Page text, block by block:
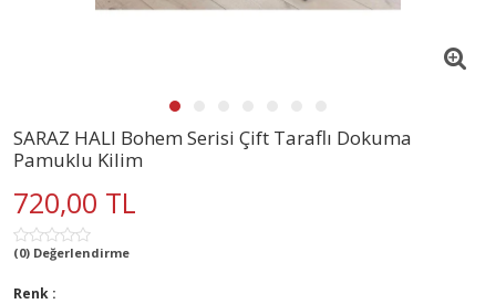
SARAZ HALI Bohem Serisi Çift Taraflı Dokuma
Pamuklu Kilim
720,00 TL
(0) Değerlendirme
Renk :